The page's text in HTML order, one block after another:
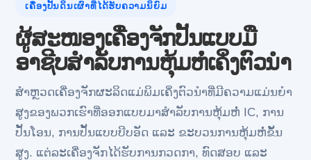
ເຄື່ອງປັ້ນດິນເຜົາທີ່ໄດ້ຮັບຄວາມນິຍົມ
ຜູ້ສະໜອງເຄື່ອງຈັກປັ້ນແບບມື
ອາຊີບສຳລັບການຫຸ້ມຫໍ່ເຄິ່ງຕົວນຳ
ສຳຫຼວດເຄື່ອງຈັກຜະລິດແມ່ພິມເຄິ່ງຕົວນຳທີ່ມີຄວາມແມ່ນຍຳ
ສູງຂອງພວກເຮົາທີ່ອອກແບບມາສຳລັບການຫຸ້ມຫໍ່ IC, ການ
ປັ້ນໂອນ, ການປັ້ນແບບບີບອັດ ແລະ ຂະບວນການຫຸ້ມຫໍ່ຂັ້ນ
ສູງ. ແຕ່ລະເຄື່ອງຈັກໄດ້ຮັບການກວດກາ, ທົດສອບ ແລະ